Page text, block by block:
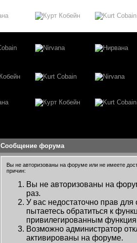
Сообщение форума
Вы не авторизованы на форуме или не имеете
причин:
Вы не авторизованы на
раз.
У вас недостаточно прав
пытаетесь обратиться к
привилегированным
Возможно администратор
активированы на форуме.